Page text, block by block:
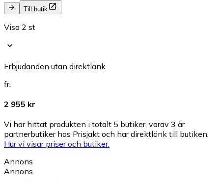
Till butik
Visa 2 st
Erbjudanden utan direktlänk
fr.
2 955 kr
Vi har hittat produkten i totalt 5 butiker, varav 3 är
partnerbutiker hos Prisjakt och har direktlänk till butiken.
Hur vi visar priser och butiker.
Annons
Annons